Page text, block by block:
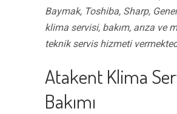
Baymak, Toshiba, Sharp,
klima servisi, bakım, arıza ve
teknik servis hizmeti
Atakent Klima
Bakımı